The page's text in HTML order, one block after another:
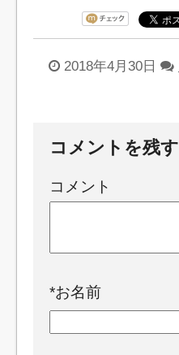
2018年4月30日
コメントを残す
コメント
*お名前